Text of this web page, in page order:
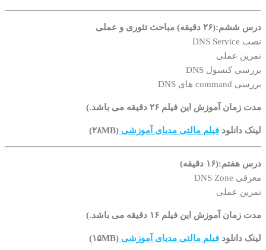
درس ششم:(۲۶ دقیقه)
مباحث تئوری و عملی
نصب DNS Service
تمرین عملی
بررسی کنسول DNS
بررسی command های DNS
مدت زمان آموزش این فیلم ۲۶ دقیقه می باشد.)
لینک دانلود فیلم مالتی مدیای آموزشی (۲۸MB)
درس هفتم:(۱۶ دقیقه)
معرفی DNS Zone
تمرین عملی
مدت زمان آموزش این فیلم ۱۶ دقیقه می باشد.)
لینک دانلود فیلم مالتی مدیای آموزشی (۱۵MB)